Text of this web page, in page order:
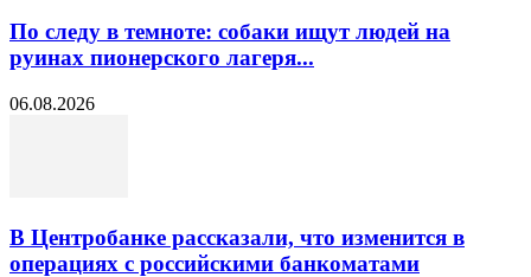
По следу в темноте: собаки ищут людей на
руинах пионерского лагеря...
06.08.2026
В Центробанке рассказали, что изменится в
операциях с российскими банкоматами